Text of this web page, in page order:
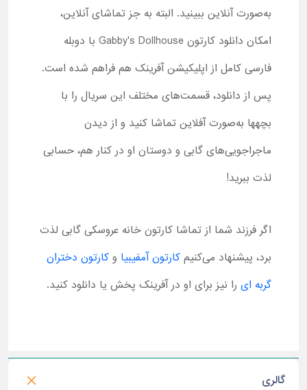
به‌صورت آنلاین ببینید. البته به جز تماشای آنلاین،
امکان دانلود کارتون Gabby's Dollhouse با دوبله
فارسی کامل از اپلیکیشن آفرینک هم فراهم شده است.
پس از دانلود، قسمت‌های مختلف این سریال را با
بچه‎ها به‌صورت آفلاین تماشا کنید و از دیدن
ماجراجویی‌های گابی و دوستان او در کنار هم، حسابی
لذت ببرید!
اگر فرزند شما از تماشا کارتون خانه عروسکی گابی لذت
برد، پیشنهاد می‌کنیم کارتون آمفیبیا و کارتون دختران
گربه ای را نیز برای او در آفرینک پخش یا دانلود کنید.
گالری